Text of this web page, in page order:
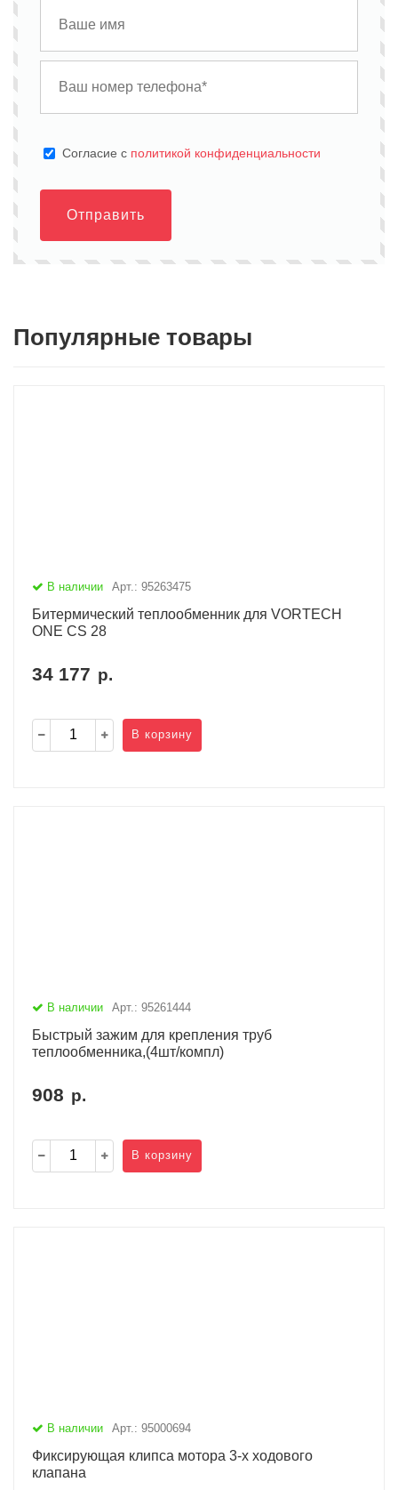
Cогласие с политикой конфиденциальности
Отправить
Популярные товары
В наличии Арт.: 95263475
Битермический теплообменник для VORTECH
ONE CS 28
34 177 р.
В корзину
В наличии Арт.: 95261444
Быстрый зажим для крепления труб
теплообменника,(4шт/компл)
908 р.
В корзину
В наличии Арт.: 95000694
Фиксирующая клипса мотора 3-х ходового
клапана